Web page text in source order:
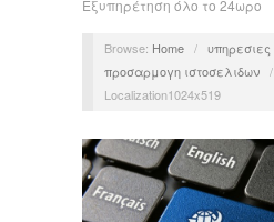
Εξυπηρέτηση όλο το 24ωρο
Browse: Home /
προσαρμογη ιστοσελιδων /
Localization1024x519